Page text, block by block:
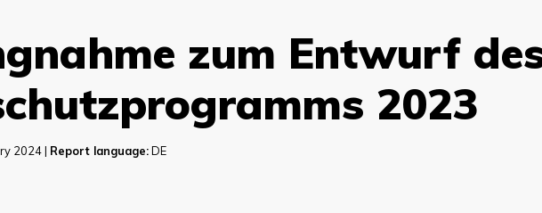
zum Entwurf
2023
2024 | Report language:DE